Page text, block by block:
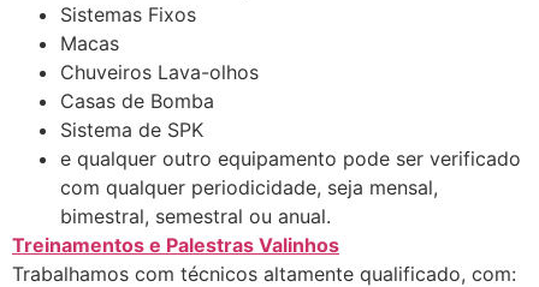
Sistemas Fixos
Macas
Chuveiros Lava-olhos
Casas de Bomba
Sistema de SPK
e qualquer outro equipamento pode ser verificado
com qualquer periodicidade, seja mensal,
bimestral, semestral ou anual.
Treinamentos e Palestras Valinhos
Trabalhamos com técnicos altamente qualificado, com: